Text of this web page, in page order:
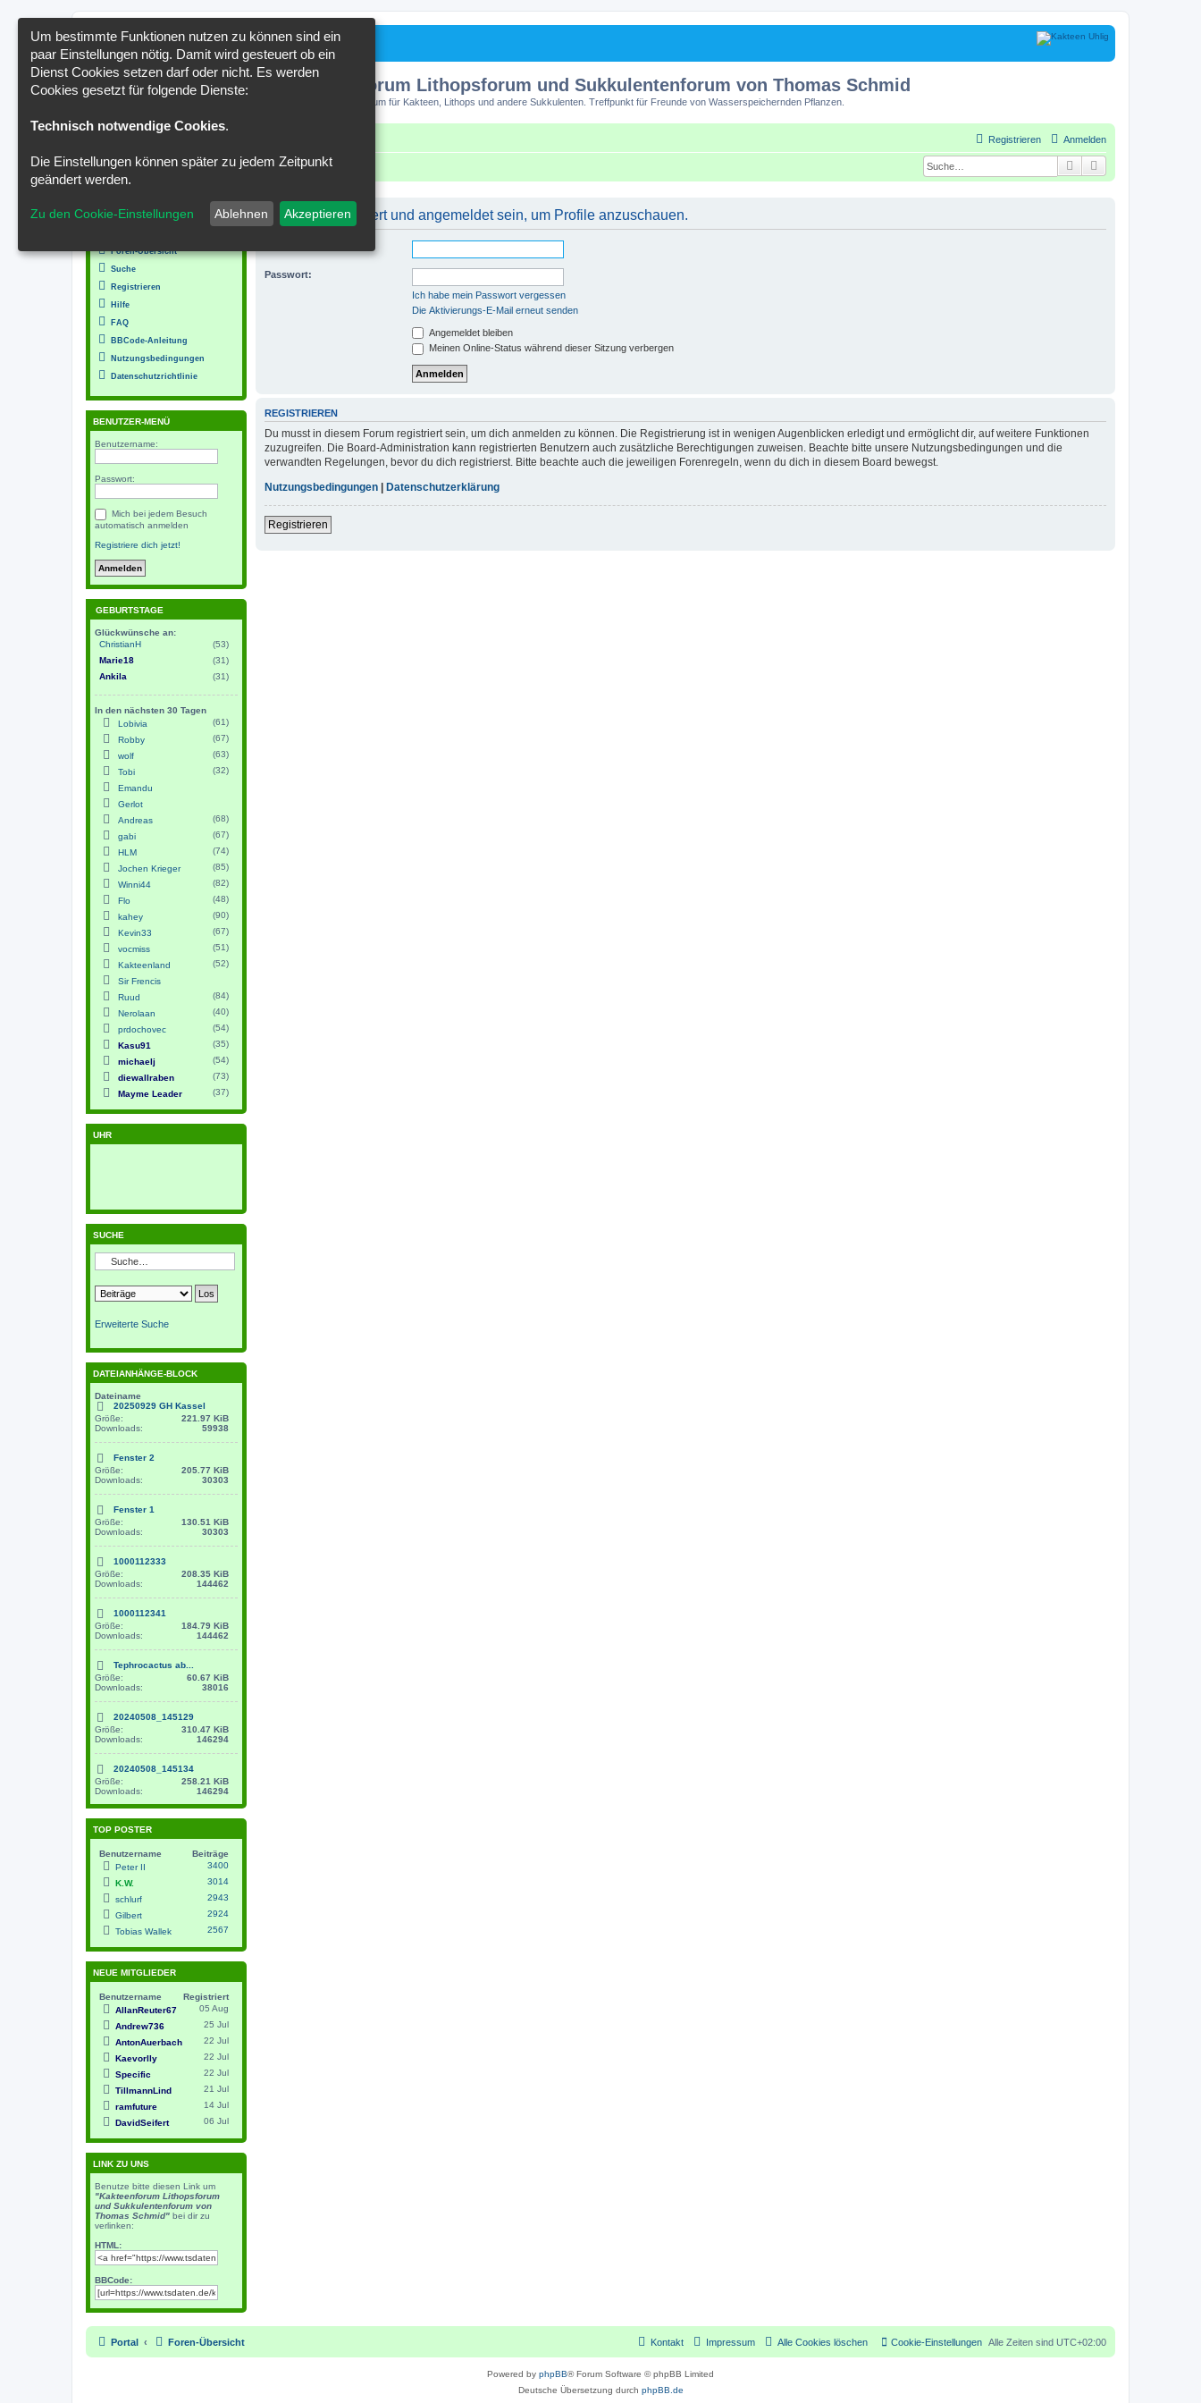
Kakteenforum Lithopsforum und Sukkulentenforum von Thomas Schmid
Forum für Kakteen, Lithops und andere Sukkulenten. Treffpunkt für Freunde von Wasserspeichernden Pflanzen.
Anmelden
Registrieren
Portal Foren-Übersicht Suche
Du musst registriert und angemeldet sein, um Profile anzuschauen.
Passwort:
Ich habe mein Passwort vergessen
Die Aktivierungs-E-Mail erneut senden
Angemeldet bleiben
Meinen Online-Status während dieser Sitzung verbergen
REGISTRIEREN
Du musst in diesem Forum registriert sein, um dich anmelden zu können. Die Registrierung ist in wenigen Augenblicken erledigt und ermöglicht dir, auf weitere Funktionen
zuzugreifen. Die Board-Administration kann registrierten Benutzern auch zusätzliche Berechtigungen zuweisen. Beachte bitte unsere Nutzungsbedingungen und die
verwandten Regelungen, bevor du dich registrierst. Bitte beachte auch die jeweiligen Forenregeln, wenn du dich in diesem Board bewegst.
Nutzungsbedingungen
Datenschutzerklärung
Registrieren
Foren-Übersicht
Suche
Registrieren
Hilfe
FAQ
BBCode-Anleitung
Nutzungsbedingungen
Datenschutzrichtlinie
BENUTZER-MENÜ
Benutzername:
Passwort:
Mich bei jedem Besuch
automatisch anmelden
Registriere dich jetzt!
GEBURTSTAGE
Glückwünsche an:
ChristianH
(53)
Marie18
(31)
Ankila
(31)
In den nächsten 30 Tagen
Lobivia
(61)
Robby
(67)
wolf
(63)
Tobi
(32)
Emandu
Gerlot
Andreas
(68)
gabi
(67)
HLM
(74)
Jochen Krieger
(85)
Winni44
(82)
Flo
(48)
kahey
(90)
Kevin33
(67)
vocmiss
(51)
Kakteenland
(52)
Sir Frencis
Ruud
(84)
Nerolaan
(40)
prdochovec
(54)
Kasu91
(35)
michaelj
(54)
diewallraben
(73)
Mayme Leader
(37)
UHR
SUCHE
Erweiterte Suche
DATEIANHÄNGE-BLOCK
Dateiname
20250929 GH Kassel
Größe:
221.97 KiB
Downloads:
59938
Fenster 2
Größe:
205.77 KiB
Downloads:
30303
Fenster 1
Größe:
130.51 KiB
Downloads:
30303
1000112333
Größe:
208.35 KiB
Downloads:
144462
1000112341
Größe:
184.79 KiB
Downloads:
144462
Tephrocactus ab...
Größe:
60.67 KiB
Downloads:
38016
20240508_145129
Größe:
310.47 KiB
Downloads:
146294
20240508_145134
Größe:
258.21 KiB
Downloads:
146294
TOP POSTER
Benutzername
Beiträge
Peter II
3400
K.W.
3014
schlurf
2943
Gilbert
2924
Tobias Wallek
2567
NEUE MITGLIEDER
Benutzername
Registriert
AllanReuter67
05 Aug
Andrew736
25 Jul
AntonAuerbach
22 Jul
Kaevorlly
22 Jul
Specific
22 Jul
TillmannLind
21 Jul
ramfuture
14 Jul
DavidSeifert
06 Jul
LINK ZU UNS
Benutze bitte diesen Link um
"Kakteenforum Lithopsforum
und Sukkulentenforum von
Thomas Schmid" bei dir zu
verlinken:
HTML:
BBCode:
Portal Foren-Übersicht Alle Zeiten sind UTC+02:00
Cookie-Einstellungen
Alle Cookies löschen
Impressum
Kontakt
Powered by phpBB® Forum Software © phpBB Limited
Deutsche Übersetzung durch phpBB.de
Um bestimmte Funktionen nutzen zu können sind ein
paar Einstellungen nötig. Damit wird gesteuert ob ein
Dienst Cookies setzen darf oder nicht. Es werden
Cookies gesetzt für folgende Dienste:
Technisch notwendige Cookies.
Die Einstellungen können später zu jedem Zeitpunkt
geändert werden.
Zu den Cookie-Einstellungen Ablehnen Akzeptieren